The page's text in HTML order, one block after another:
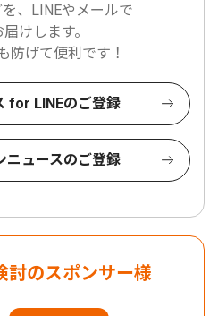
、LINEやメールで
けします。
防げて便利です！
for LINEのご登録
ニュースのご登録
討のスポンサー様